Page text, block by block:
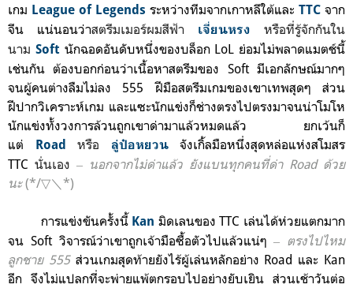
เกม League of Legends ระหว่างทีมจากเกาหลีใต้และ TTC จาก
จีน แน่นอนว่าสตรีมเมอร์ผมสีฟ้า เจี่ยนหรง หรือที่รู้จักกันใน
นาม Soft นักฉอดอันดับหนึ่งของบล็อก LoL ย่อมไม่พลาดแมตช์นี้
เช่นกัน ต้องบอกก่อนว่าเนื้อหาสตรีมของ Soft มีเอกลักษณ์มากๆ
จนผู้คนต่างลืมไม่ลง 555 ฝีมือสตรีมเกมของเขาเทพสุดๆ ส่วน
ฝีปากวิเคราะห์เกม และแซะนักแข่งก็ช่างตรงไปตรงมาจนน่าโมโห
นักแข่งทั้งวงการล้วนถูกเขาด่ามาแล้วหมดแล้ว ยกเว้นก็
แต่
Road หรือ ลู่ป๋อหยวน จังเกิ้ลมือหนึ่งสุดหล่อแห่งสโมสร
TTC นั่นเอง ‒ นอกจากไม่ด่าแล้ว ยังแบนทุกคนที่ด่า Road ด้วย
นะ(*/▽＼*)
การแข่งขันครั้งนี้ Kan มิดเลนของ TTC เล่นได้ห่วยแตกมาก
จน Soft วิจารณ์ว่าเขาถูกเจ้ามือซื้อตัวไปแล้วแน่ๆ‒ ตรงไปไหม
ลูกชาย 555 ส่วนเกมสุดท้ายยังไร้ผู้เล่นหลักอย่าง Road และ Kan
อีก จึงไม่แปลกที่จะพ่ายแพ้ตกรอบไปอย่างยับเยิน ส่วนเช้าวันต่อ